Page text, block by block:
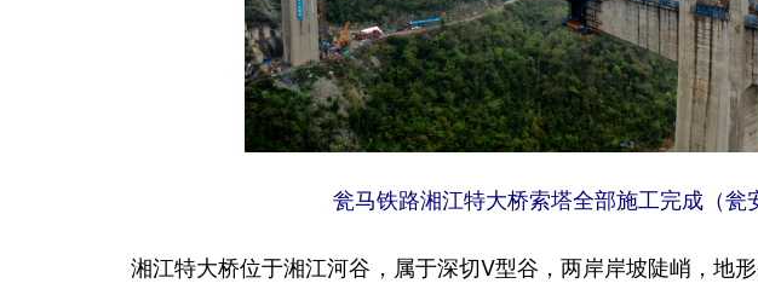
瓮马铁路湘江特大桥索塔全部施工完成（瓮
湘江特大桥位于湘江河谷，属于深切V型谷，两岸岸坡陡峭，地